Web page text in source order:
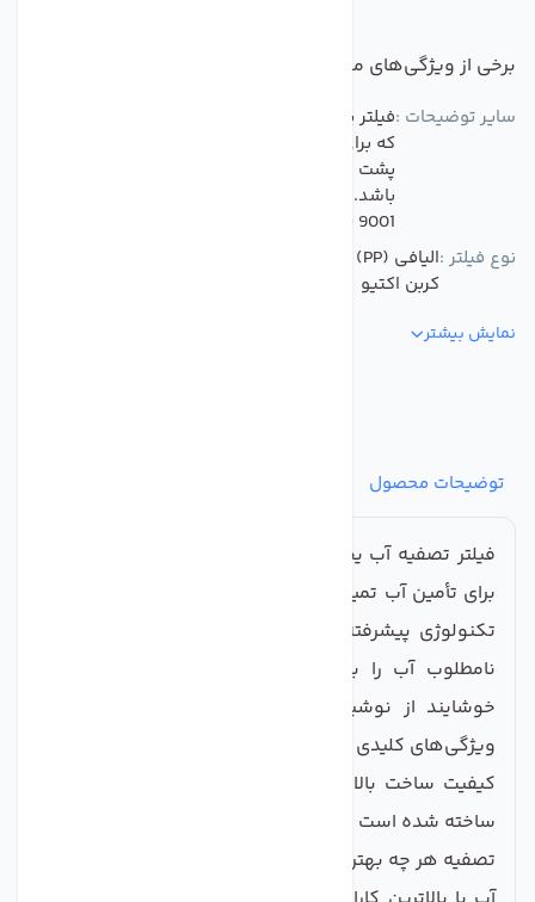
برخی از ویژگی‌های مهم این محصول :
سایر توضیحات :فیلتر پیوریفر از نوع دو منظوره شفاف می باشد ؛
که برای انواع یخچال ساید بعنوان فیلتر بیرونی (
پشت دستگاه ساید ) قابل استفاده می
NSF / ISO 9001 می باشد. ساخت تایوان
نوع فیلتر :الیافی (PP)
کربن اکتیو
نمایش بیشتر
توضیحات محصول
فیلتر تصفیه آب یخچال و فریزر تانک پک، بهترین راه حل
برای تأمین آب تمیز و سالم در خانه شماست. این فیلتر با
تکنولوژی پیشرفته خود، آلودگی‌ها، کلر و طعم و بوی
نامطلوب آب را به طور موثر حذف می‌کند و تجربه‌ای
خوشایند از نوشیدن آب را برای شما فراهم می‌سازد.
ویژگی‌های کلیدی محصول شامل:
کیفیت ساخت بالا: فیلتر تانک پک از مواد با کیفیت بالا
ساخته شده است که به دوام و کارایی آن افزوده است.
تصفیه هر چه بهتر آب: این فیلتر دارای قابلیت تصفیه عالی